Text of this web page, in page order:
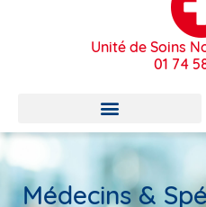
Unité de Soins
01 74
Médecins &